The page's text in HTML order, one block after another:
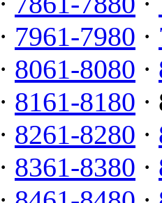
· 7961-7980 ·
· 8061-8080 ·
· 8161-8180
· 8261-8280 ·
· 8361-8380 ·